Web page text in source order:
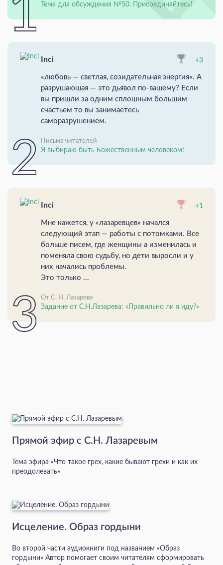
Тема для обсуждения №50. Присоединяйтесь!
Inci +3
«любовь — светлая, созидательная энергия». А
разрушаюшая — это дьявол по-вашему? Если
вы пришли за одним сплошным большим
счастьем то вы занимаетесь
саморазрушением.
Письма читателей
Я выбираю быть Божественным человеком!
Inci +1
Мне кажется, у «лазаревцев» начался
следующий этап — работы с потомками. Все
больше писем, где женщины а изменилась и
поменяла свою судьбу, но дети выросли и у
них начались проблемы.
Это только ...
От С. Н. Лазарева
Задание от С.Н.Лазарева: «Правильно ли я иду?»
Прямой эфир с С.Н. Лазаревым
Тема эфира «Что такое грех, какие бывают грехи и как их
преодолевать»
Исцеление. Образ гордыни
Во второй части аудиокниги под названием «Образ
гордыни» Автор помогает своим читателям сформировать